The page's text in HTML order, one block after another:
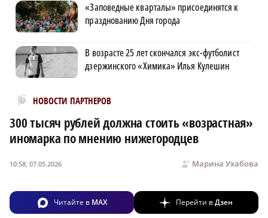
«Заповедные кварталы» присоединятся к
празднованию Дня города
В возрасте 25 лет скончался экс-футболист
дзержинского «Химика» Илья Кулешин
НОВОСТИ ПАРТНЕРОВ
Новости МирТесен
300 тысяч рублей должна стоить «возрастная»
иномарка по мнению нижегородцев
Марина Ухабова
10:58, 07.05.2026
Читайте в MAX Перейти вДзен